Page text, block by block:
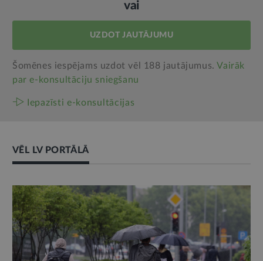
vai
UZDOT JAUTĀJUMU
Šomēnes iespējams uzdot vēl 188 jautājumus.Vairāk
par e‑konsultāciju sniegšanu
Iepazīsti e-konsultācijas
VĒL LV PORTĀLĀ